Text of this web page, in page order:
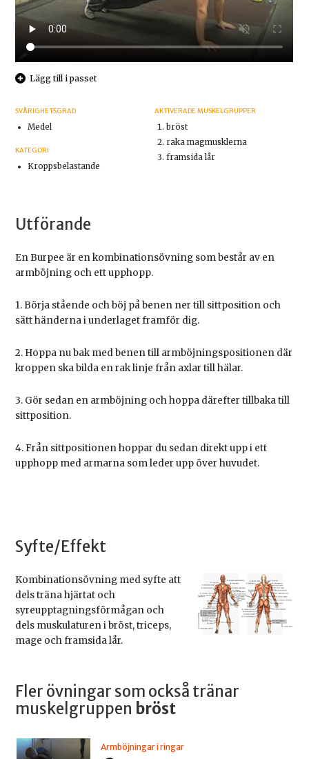
Lägg till i passet
SVÅRIGHETSGRAD
Medel
KATEGORI
Kroppsbelastande
AKTIVERADE MUSKELGRUPPER
bröst
raka magmusklerna
framsida lår
Utförande
En Burpee är en kombinationsövning som består av en
armböjning och ett upphopp.
1. Börja stående och böj på benen ner till sittposition och
sätt händerna i underlaget framför dig.
2. Hoppa nu bak med benen till armböjningspositionen där
kroppen ska bilda en rak linje från axlar till hälar.
3. Gör sedan en armböjning och hoppa därefter tillbaka till
sittposition.
4. Från sittpositionen hoppar du sedan direkt upp i ett
upphopp med armarna som leder upp över huvudet.
Syfte/Effekt
Kombinationsövning med syfte att
dels träna hjärtat och
syreupptagningsförmågan och
dels muskulaturen i bröst, triceps,
mage och framsida lår.
Fler övningar som också tränar
muskelgruppen bröst
Armböjningar i ringar